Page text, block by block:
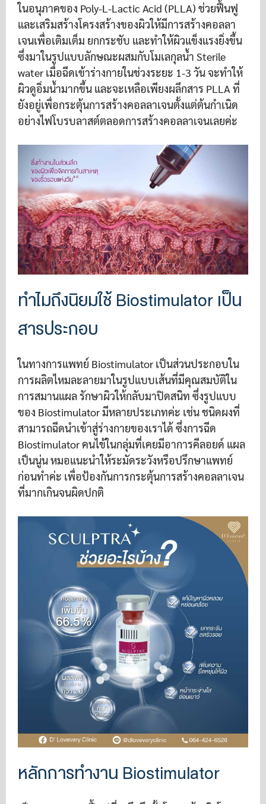
ในอนุภาคของ Poly-L-Lactic Acid (PLLA) ช่วยฟื้นฟู
และเสริมสร้างโครงสร้างของผิวให้มีการสร้างคอลลา
เจนเพื่อเติมเต็ม ยกกระชับ และทำให้ผิวแข็งแรงยิ่งขึ้น
ซึ่งมาในรูปแบบลักษณะผสมกับโมเลกุลน้ำ Sterile
water เมื่อฉีดเข้าร่างกายในช่วงระยะ 1-3 วัน จะทำให้
ผิวดูอิ่มน้ำมากขึ้น และจะเหลือเพียงผลึกสาร PLLA ที่
ยังอยู่เพื่อกระตุ้นการสร้างคอลลาเจนตั้งแต่ต้นกำเนิด
อย่างไฟโบรบลาสต์ตลอดการสร้างคอลลาเจนเลยค่ะ
ทำไมถึงนิยมใช้ Biostimulator เป็น
สารประกอบ
ในทางการแพทย์ Biostimulator เป็นส่วนประกอบใน
การผลิตไหมละลายมาในรูปแบบเส้นที่มีคุณสมบัติใน
การสมานแผล รักษาผิวให้กลับมาปิดสนิท ซึ่งรูปแบบ
ของ Biostimulator มีหลายประเภทค่ะ เช่น ชนิดผงที่
สามารถฉีดนำเข้าสู่ร่างกายของเราได้ ซึ่งการฉีด
Biostimulator คนไข้ในกลุ่มที่เคยมีอาการคีลอยด์ แผล
เป็นนู่น หมอแนะนำให้ระมัดระวังหรือปรึกษาแพทย์
ก่อนทำค่ะ เพื่อป้องกันการกระตุ้นการสร้างคอลลาเจน
ที่มากเกินจนผิดปกติ
หลักการทำงาน Biostimulator